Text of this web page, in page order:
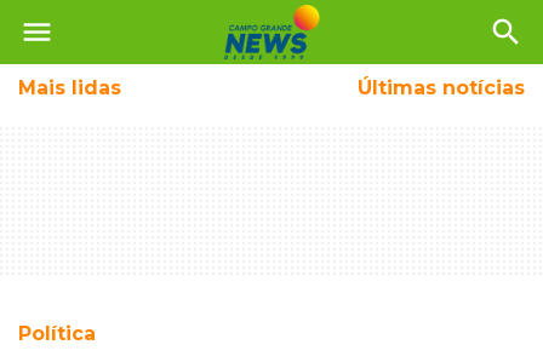
menu search
Mais lidas Últimas notícias
Política